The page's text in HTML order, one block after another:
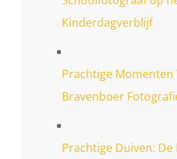
Kinderdagverblijf
Prachtige
Bravenboer
Prachtige Duiven: